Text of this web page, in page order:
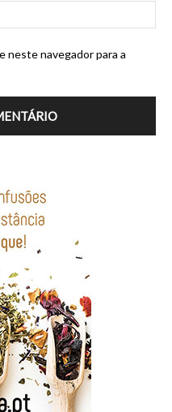
neste navegador para a